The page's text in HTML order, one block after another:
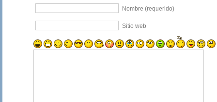
Nombre (requerido)
Sitio web